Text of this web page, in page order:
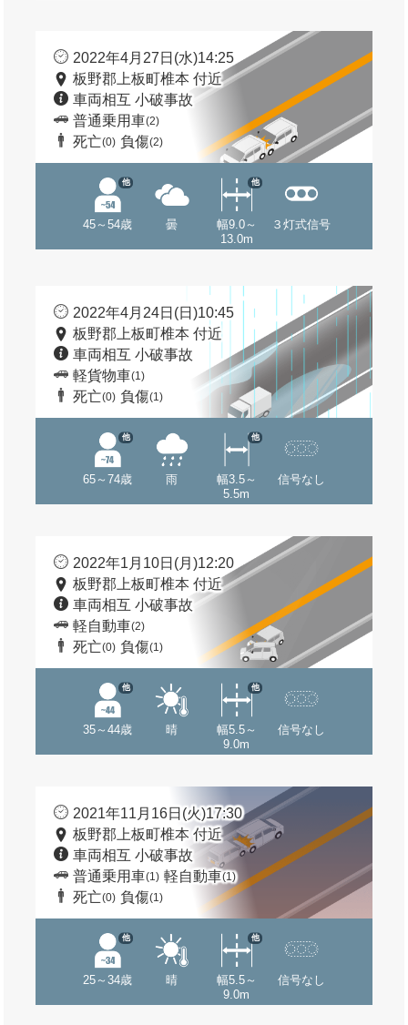
2022年4月27日(水)14:25
板野郡上板町椎本 付近
車両相互 小破事故
普通乗用車(2)
死亡(0) 負傷(2)
45～54歳
他
曇
幅9.0～
13.0m
他
３灯式信号
2022年4月24日(日)10:45
板野郡上板町椎本 付近
車両相互 小破事故
軽貨物車(1)
死亡(0) 負傷(1)
65～74歳
他
雨
幅3.5～
5.5m
他
信号なし
2022年1月10日(月)12:20
板野郡上板町椎本 付近
車両相互 小破事故
軽自動車(2)
死亡(0) 負傷(1)
35～44歳
他
晴
幅5.5～
9.0m
他
信号なし
2021年11月16日(火)17:30
板野郡上板町椎本 付近
車両相互 小破事故
普通乗用車(1) 軽自動車(1)
死亡(0) 負傷(1)
25～34歳
他
晴
幅5.5～
9.0m
他
信号なし